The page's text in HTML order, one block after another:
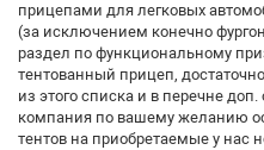
прицепами для легковых
(за исключением конечно
раздел по функциональному
тентованный прицеп,
из этого списка и в перечне
компания по вашему желанию
тентов на приобретаемые у нас